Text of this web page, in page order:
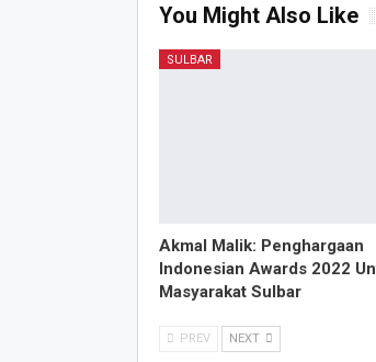
You Might Also Like
SULBAR
Akmal Malik: Penghargaan
Indonesian Awards 2022
Masyarakat Sulbar
PREV NEXT